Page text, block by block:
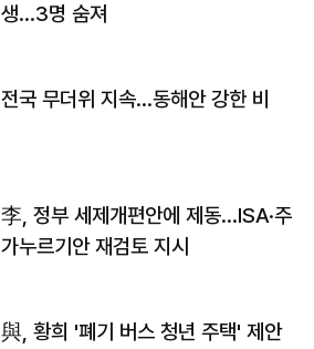
생…3명 숨져
전국 무더위 지속…동해안 강한 비
李, 정부 세제개편안에 제동…ISA·주
가누르기안 재검토 지시
與, 황희 '폐기 버스 청년 주택' 제안